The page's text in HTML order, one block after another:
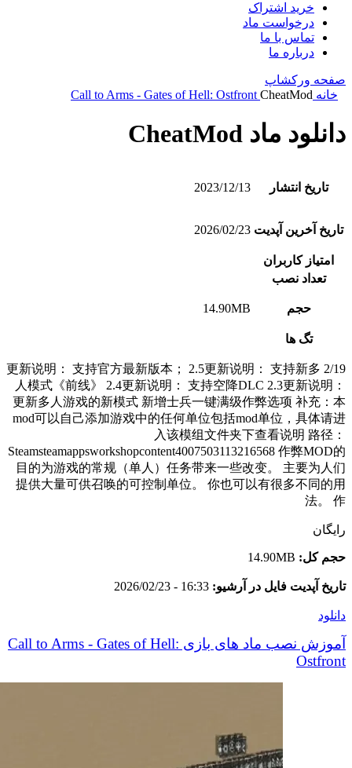
خرید اشتراک
درخواست ماد
تماس با ما
درباره ما
صفحه ورکشاپ
خانه
Call to Arms - Gates of Hell: Ostfront CheatMod
دانلود ماد CheatMod
تاریخ انتشار 2023/12/13
تاریخ آخرین آپدیت 2026/02/23
امتیاز کاربران
تعداد نصب
حجم 14.90MB
تگ ها
2/19 更新说明： 支持官方最新版本； 2.5更新说明： 支持新多
人模式《前线》 2.4更新说明： 支持空降DLC 2.3更新说明：
更新多人游戏的新模式 新增士兵一键满级作弊选项 补充：本
mod可以自己添加游戏中的任何单位包括mod单位，具体请进
入该模组文件夹下查看说明 路径：
Steamsteamappsworkshopcontent4007503113216568 作弊MOD的
目的为游戏的常规（单人）任务带来一些改变。 主要为人们
提供大量可供召唤的可控制单位。 你也可以有很多不同的用
法。 作
رایگان
حجم کل: 14.90MB
تاریخ آپدیت فایل در آرشیو: 16:33 - 2026/02/23
دانلود
آموزش نصب ماد های بازی Call to Arms - Gates of Hell:
Ostfront